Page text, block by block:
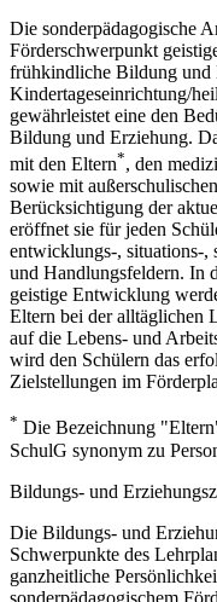
Die sonderpädagogische
Förderschwerpunkt
frühkindliche Bildung und
Kindertageseinrichtung/
gewährleistet eine den
Bildung und Erziehung.
mit den Eltern*, den
sowie mit
Berücksichtigung der
eröffnet sie für jeden
entwicklungs-, situations-,
und Handlungsfeldern. In
geistige Entwicklung
Eltern bei der alltäglichen
auf die Lebens- und
wird den Schülern das
Zielstellungen im
* Die Bezeichnung
SchulG synonym zu
Bildungs- und
Die Bildungs- und
Schwerpunkte des
ganzheitliche
sonderpädagogischem